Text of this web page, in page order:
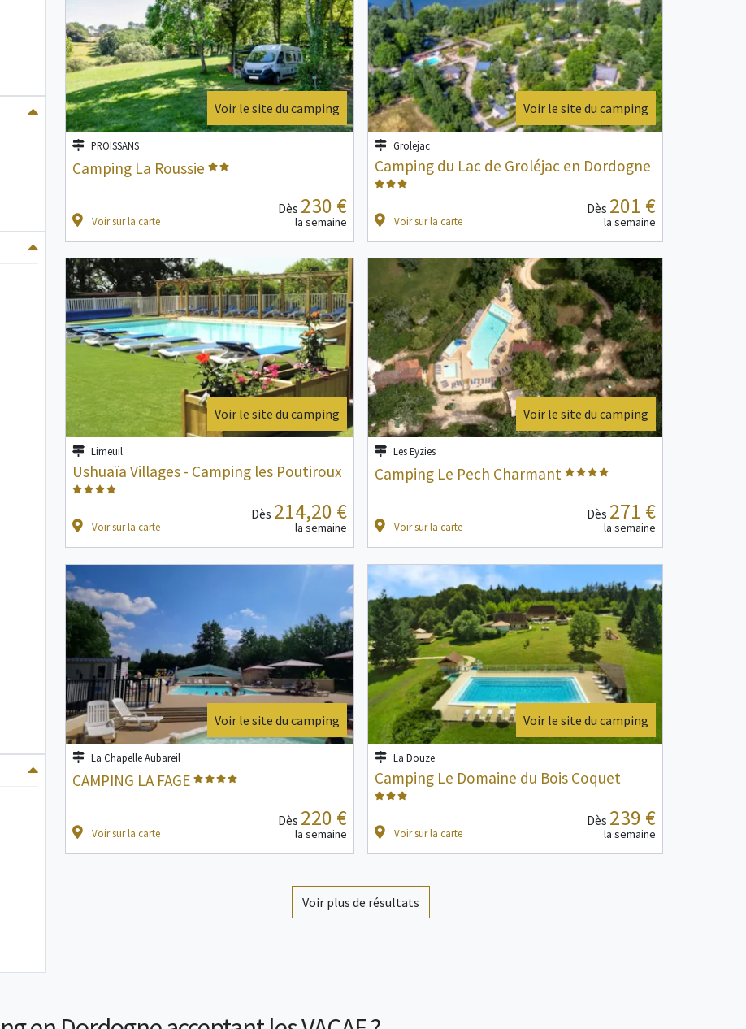
Voir le site du camping
PROISSANS
Camping La Roussie
Voir sur la carte
Dès 230 €
la semaine
Voir le site du camping
Grolejac
Camping du Lac de Groléjac en Dordogne
Voir sur la carte
Dès 201 €
la semaine
Voir le site du camping
Limeuil
Ushuaïa Villages - Camping les Poutiroux
Voir sur la carte
Dès 214,20 €
la semaine
Voir le site du camping
Les Eyzies
Camping Le Pech Charmant
Voir sur la carte
Dès 271 €
la semaine
Voir le site du camping
La Chapelle Aubareil
CAMPING LA FAGE
Voir sur la carte
Dès 220 €
la semaine
Voir le site du camping
La Douze
Camping Le Domaine du Bois Coquet
Voir sur la carte
Dès 239 €
la semaine
Voir plus de résultats